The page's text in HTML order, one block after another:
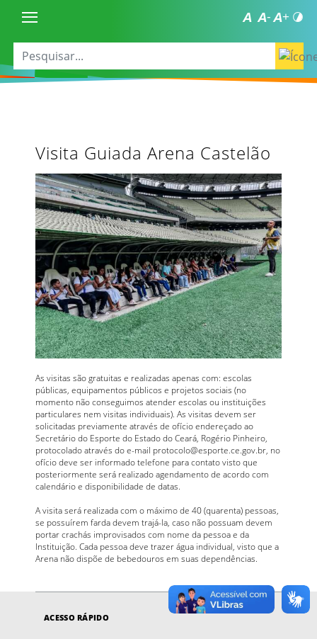
Visita Guiada Arena Castelão
As visitas são gratuitas e realizadas apenas com: escolas
públicas, equipamentos públicos e projetos sociais (no
momento não conseguimos atender escolas ou instituições
particulares nem visitas individuais). As visitas devem ser
solicitadas previamente através de ofício endereçado ao
Secretário do Esporte do Estado do Ceará, Rogério Pinheiro,
protocolado através do e-mail protocolo@esporte.ce.gov.br, no
ofício deve ser informado telefone para contato visto que
posteriormente será realizado agendamento de acordo com
calendário e disponibilidade de datas.
A visita será realizada com o máximo de 40 (quarenta) pessoas,
se possuírem farda devem trajá-la, caso não possuam devem
portar crachás improvisados com nome da pessoa e da
Instituição. Cada pessoa deve trazer água individual, visto que a
Arena não dispõe de bebedouros em suas dependências.
ACESSO RÁPIDO